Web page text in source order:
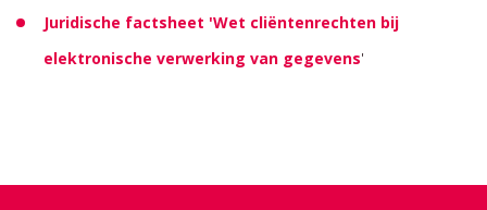
Juridische factsheet 'Wet cliëntenrechten bij
elektronische verwerking van gegevens'